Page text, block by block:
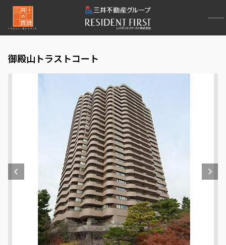
御殿山トラストコート